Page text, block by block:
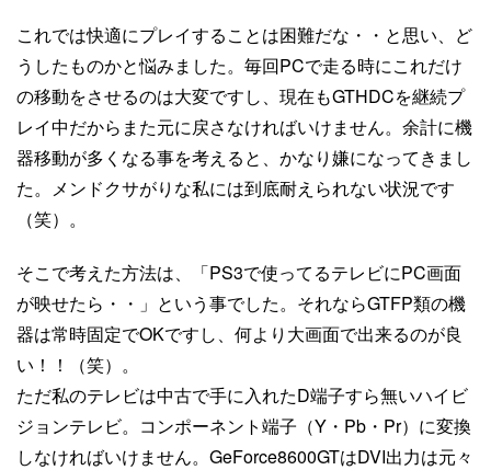
これでは快適にプレイすることは困難だな・・と思い、ど
うしたものかと悩みました。毎回PCで走る時にこれだけ
の移動をさせるのは大変ですし、現在もGTHDCを継続プ
レイ中だからまた元に戻さなければいけません。余計に機
器移動が多くなる事を考えると、かなり嫌になってきまし
た。メンドクサがりな私には到底耐えられない状況です
（笑）。
そこで考えた方法は、「PS3で使ってるテレビにPC画面
が映せたら・・」という事でした。それならGTFP類の機
器は常時固定でOKですし、何より大画面で出来るのが良
い！！（笑）。
ただ私のテレビは中古で手に入れたD端子すら無いハイビ
ジョンテレビ。コンポーネント端子（Y・Pb・Pr）に変換
しなければいけません。GeForce8600GTはDVI出力は元々